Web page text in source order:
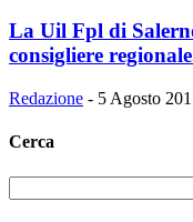
La Uil Fpl di
consigliere
Redazione - 5 Agosto
Cerca